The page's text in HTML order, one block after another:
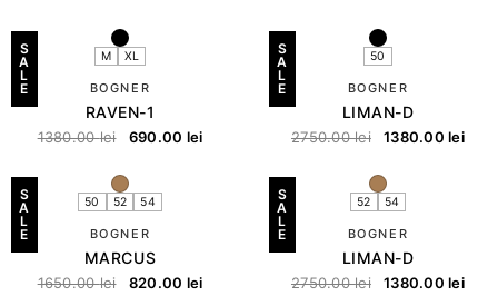
S
A
L
E
M XL
BOGNER
RAVEN-1
1380.00lei 690.00 lei
S
A
L
E
50
BOGNER
LIMAN-D
2750.00lei 1380.00lei
S
A
L
E
50 52 54
BOGNER
MARCUS
1650.00lei 820.00 lei
S
A
L
E
52 54
BOGNER
LIMAN-D
2750.00lei 1380.00lei